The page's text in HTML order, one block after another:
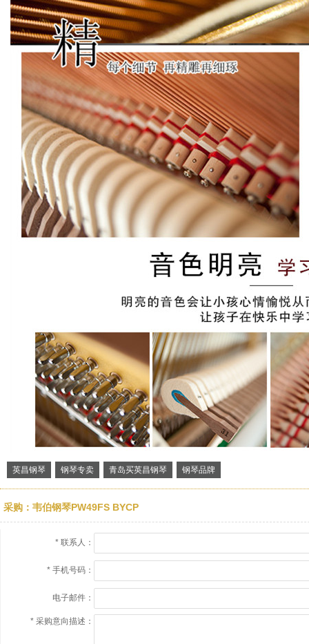
英昌钢琴 钢琴专卖 青岛买英昌钢琴 钢琴品牌
采购：韦伯钢琴PW49FS BYCP
* 联系人：
* 手机号码：
电子邮件：
* 采购意向描述：